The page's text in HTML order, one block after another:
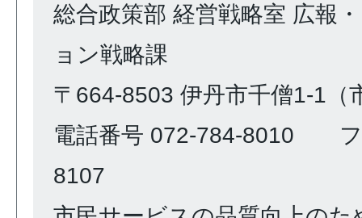
総合政策部 経営戦略室 広報
ョン戦略課
〒664-8503 伊丹市千僧1-1（
電話番号 072-784-8010 フ
8107